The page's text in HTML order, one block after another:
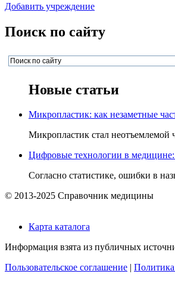
Добавить учреждение
Поиск по сайту
Новые статьи
Микропластик: как незаметные
Микропластик стал неотъемлемой
Цифровые технологии в
Согласно статистике, ошибки в
© 2013-2025 Справочник медицины
Карта каталога
Информация взята из публичных
Пользовательское соглашение